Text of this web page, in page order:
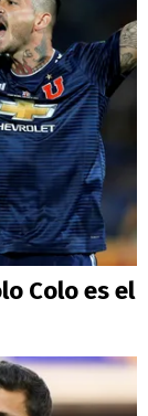
Colo es el